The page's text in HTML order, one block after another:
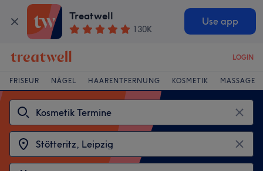
Treatwell
130K
Use app
LOGIN
FRISEUR NÄGEL HAARENTFERNUNG KOSMETIK MASSAGE